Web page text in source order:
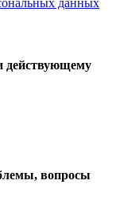
действующему
вопросы